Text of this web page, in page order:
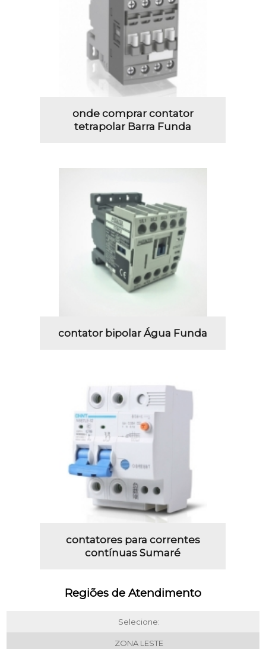
onde comprar contator
tetrapolar Barra Funda
contator bipolar Água Funda
contatores para correntes
contínuas Sumaré
Regiões de Atendimento
Selecione:
ZONA LESTE